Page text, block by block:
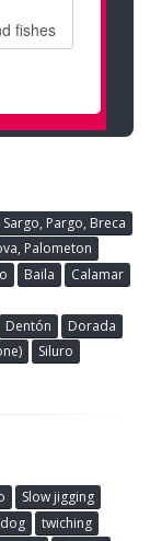
Pargo, Breca
Palometon
Baila
Calamar
Dentón
Dorada
Siluro
Slow jigging
twiching